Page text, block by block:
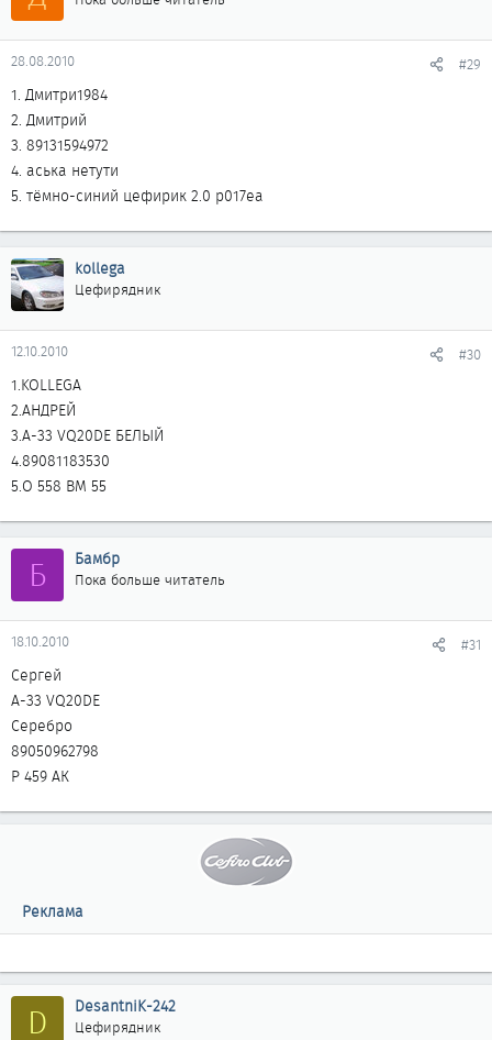
28.08.2010 #29
1. Дмитри1984
2. Дмитрий
3. 89131594972
4. аська нетути
5. тёмно-синий цефирик 2.0 р017еа
kollega
Цефирядник
12.10.2010 #30
1.KOLLEGA
2.АНДРЕЙ
3.А-33 VQ20DE БЕЛЫЙ
4.89081183530
5.О 558 ВМ 55
Б Бамбр
Пока больше читатель
18.10.2010 #31
Сергей
А-33 VQ20DE
Серебро
89050962798
Р 459 АК
Реклама
D DesantniK-242
Цефирядник